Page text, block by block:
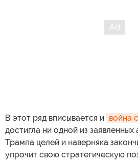
В этот ряд вписывается и война
достигла ни одной из
Трампа целей и наверняка
упрочит свою стратегическую